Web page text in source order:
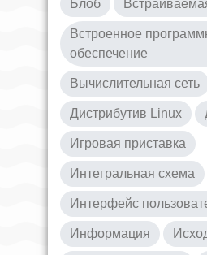
Блоб
Встроенное
обеспечение
Вычислительная сеть
Дистрибутив Linux
Игровая приставка
Интегральная схема
Интерфейс
Информация